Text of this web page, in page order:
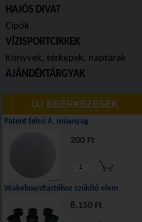
HAJÓS DIVAT
Cipők
VÍZISPORTCIKKEK
Könyvek, térképek, naptárak
AJÁNDÉKTÁRGYAK
ÚJ BEÉRKEZÉSEK
Patent felső A, műanyag
200 Ft
Wakeboardtartóhoz szűkítő elem
8.150 Ft